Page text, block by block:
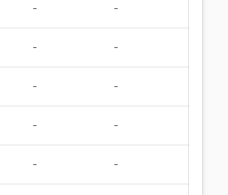
- -
- -
- -
- -
- -